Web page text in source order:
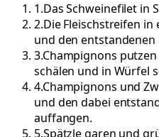
1.Das Schweinefilet in
2.Die Fleischstreifen
und den entstandenen
3.Champignons
schälen und in Würfel
4.Champignons und
und den dabei
auffangen.
5.Spätzle garen und